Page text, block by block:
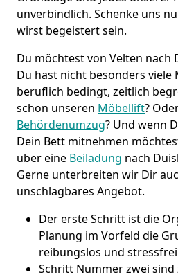
unverbindlich. Schenke uns
wirst begeistert sein.
Du möchtest von Velten nach
Du hast nicht besonders viele
beruflich bedingt, zeitlich
schon unseren Möbellift?
Behördenumzug? Und wenn
Dein Bett mitnehmen
über eine Beiladung nach
Gerne unterbreiten wir Dir
unschlagbares Angebot.
Der erste Schritt ist die
Planung im Vorfeld die
reibungslos und
Schritt Nummer zwei sind